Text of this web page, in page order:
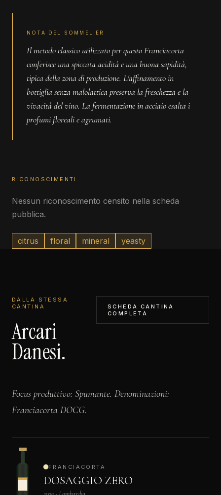
NOTA DEL SOMMELIER
Il metodo classico utilizzato per questo Franciacorta
conferisce una spiccata acidità e una buona sapidità,
tipica della zona di produzione. L'affinamento in
bottiglia senza malolattica preserva la freschezza e la
vivacità del vino. La fermentazione in acciaio esalta i
profumi floreali e agrumati.
RICONOSCIMENTI
Nessun riconoscimento censito nella scheda
pubblica.
citrus floral mineral yeasty
DALLA STESSA
CANTINA
Arcari
Danesi.
SCHEDA CANTINA
COMPLETA
Focus produttivo: Spumante. Denominazioni:
Franciacorta DOCG.
FRANCIACORTA
DOSAGGIO ZERO